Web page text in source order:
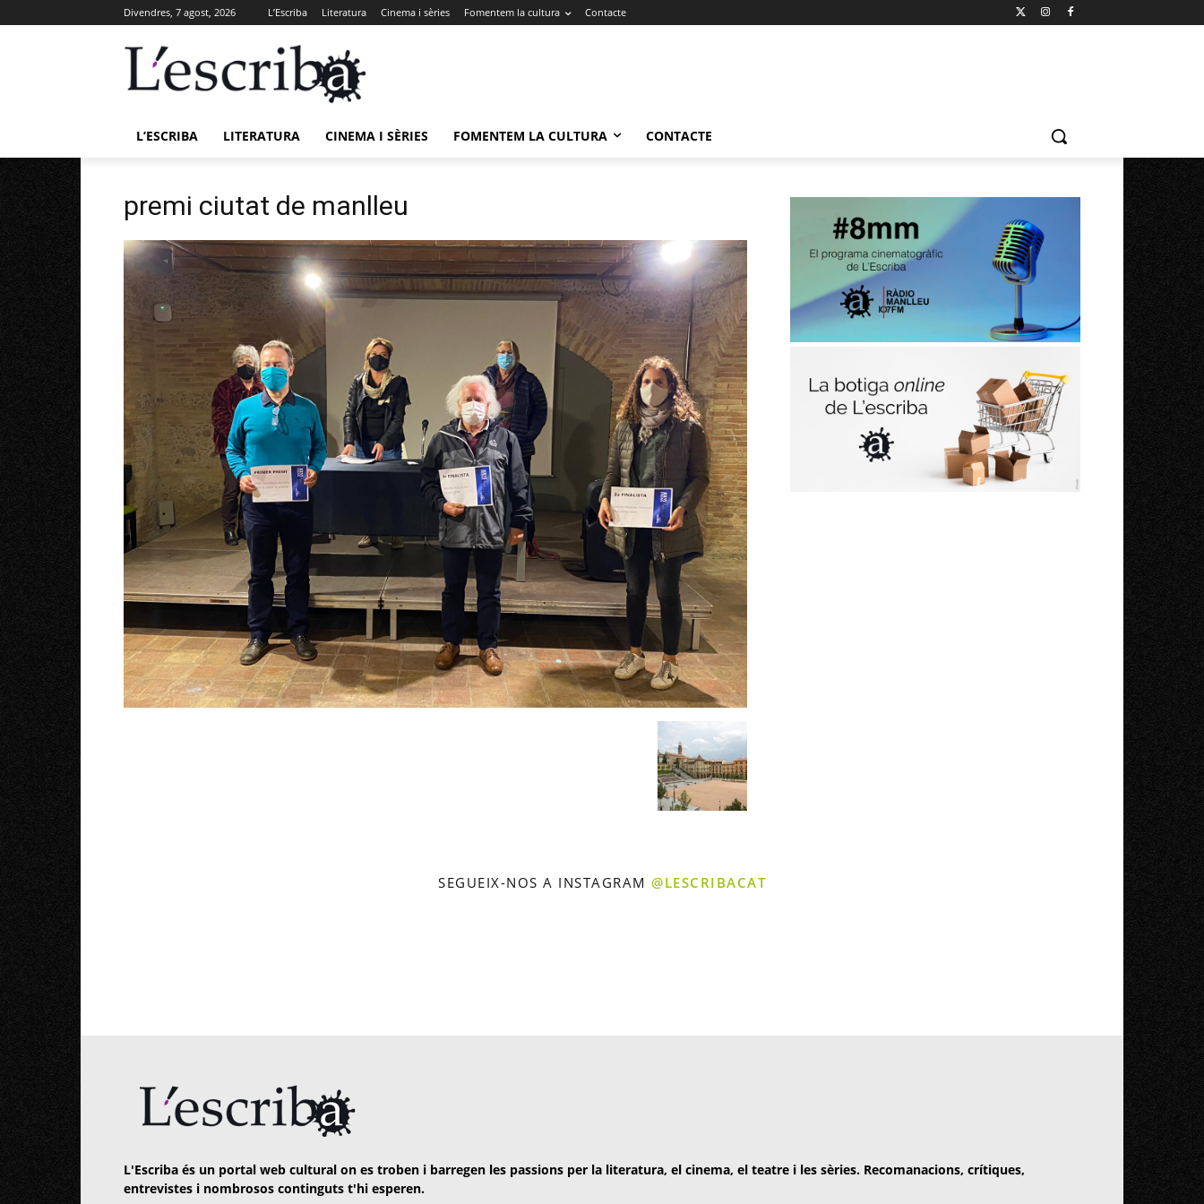
Divendres, 7 agost, 2026 L’Escriba Literatura Cinema i sèries Fomentem la cultura Contacte
L’ESCRIBA LITERATURA CINEMA I SÈRIES FOMENTEM LA CULTURA CONTACTE
premi ciutat de manlleu
SEGUEIX-NOS A INSTAGRAM @LESCRIBACAT
L'Escriba és un portal web cultural on es troben i barregen les passions per la literatura, el cinema, el teatre i les sèries. Recomanacions, crítiques,
entrevistes i nombrosos continguts t'hi esperen.